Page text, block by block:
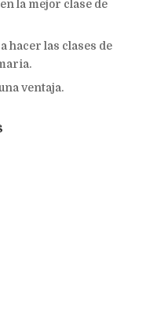
la mejor clase de
hacer las clases de
ventaja.